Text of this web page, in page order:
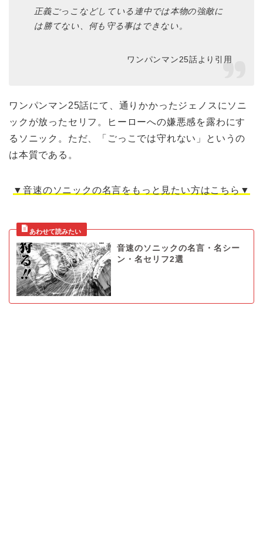
正義ごっこなどしている連中では本物の強敵に
は勝てない、何も守る事はできない。
ワンパンマン25話より引用
ワンパンマン25話にて、通りかかったジェノスにソニ
ックが放ったセリフ。ヒーローへの嫌悪感を露わにす
るソニック。ただ、「ごっこでは守れない」というの
は本質である。
▼音速のソニックの名言をもっと見たい方はこちら▼
音速のソニックの名言・名シー
ン・名セリフ2選